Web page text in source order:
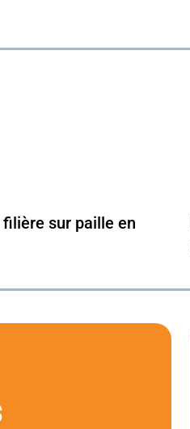
sur paille en